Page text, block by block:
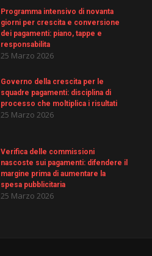
Programma intensivo di novanta
giorni per crescita e conversione
dei pagamenti: piano, tappe e
responsabilita
25 Marzo 2026
Governo della crescita per le
squadre pagamenti: disciplina di
processo che moltiplica i risultati
25 Marzo 2026
Verifica delle commissioni
nascoste sui pagamenti: difendere il
margine prima di aumentare la
spesa pubblicitaria
25 Marzo 2026